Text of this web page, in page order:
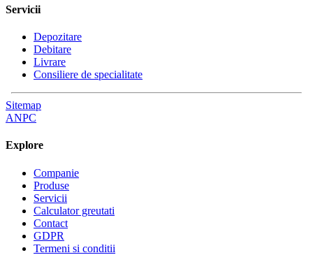
Servicii
Depozitare
Debitare
Livrare
Consiliere de specialitate
Sitemap
ANPC
Explore
Companie
Produse
Servicii
Calculator greutati
Contact
GDPR
Termeni si conditii